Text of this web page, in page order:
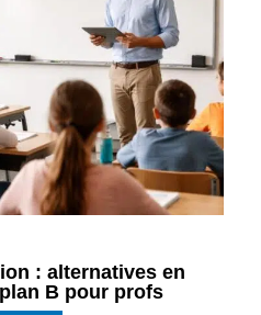
: alternatives en
B pour profs